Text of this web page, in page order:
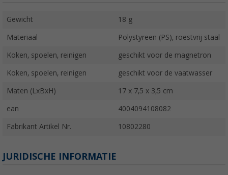
Gewicht 18 g
Materiaal Polystyreen (PS), roestvrij staal
Koken, spoelen, reinigen geschikt voor de magnetron
Koken, spoelen, reinigen geschikt voor de vaatwasser
Maten (LxBxH) 17 x 7,5 x 3,5 cm
ean 4004094108082
Fabrikant Artikel Nr. 10802280
JURIDISCHE INFORMATIE